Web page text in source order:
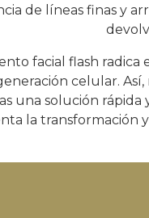
de líneas finas y
facial flash
celular.
una solución
la transformación